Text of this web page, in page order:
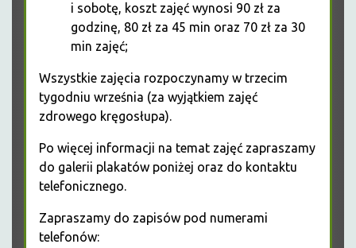
i sobotę, koszt zajęć wynosi 90 zł za
godzinę, 80 zł za 45 min oraz 70 zł za 30
min zajęć;
Wszystkie zajęcia rozpoczynamy w trzecim
tygodniu września (za wyjątkiem zajęć
zdrowego kręgosłupa).
Po więcej informacji na temat zajęć zapraszamy
do galerii plakatów poniżej oraz do kontaktu
telefonicznego.
Zapraszamy do zapisów pod numerami
telefonów: